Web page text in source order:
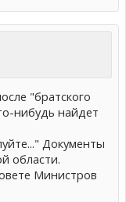
"братского
нибудь найдет
Документы
области.
Министров